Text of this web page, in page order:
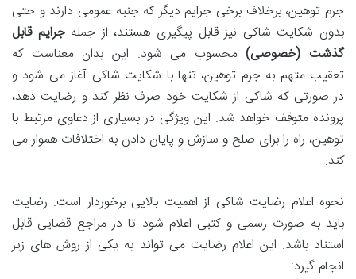
جرم توهین، برخلاف برخی جرایم دیگر که جنبه عمومی دارند و حتی
بدون شکایت شاکی نیز قابل پیگیری هستند، از جملهجرایم قابل
گذشت (خصوصی)محسوب می شود. این بدان معناست که
تعقیب متهم به جرم توهین، تنها با شکایت شاکی آغاز می شود و
در صورتی که شاکی از شکایت خود صرف نظر کند و رضایت دهد،
پرونده متوقف خواهد شد. این ویژگی در بسیاری از دعاوی مرتبط با
توهین، راه را برای صلح و سازش و پایان دادن به اختلافات هموار می
کند.
نحوه اعلام رضایت شاکی از اهمیت بالایی برخوردار است. رضایت
باید به صورت رسمی و کتبی اعلام شود تا در مراجع قضایی قابل
استناد باشد. این اعلام رضایت می تواند به یکی از روش های زیر
انجام گیرد: